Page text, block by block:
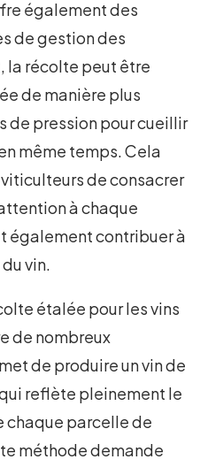
également des
de gestion des
la récolte peut être
de manière plus
de pression pour cueillir
même temps. Cela
de consacrer
à chaque
également contribuer à
vin.
étalée pour les vins
de nombreux
de produire un vin de
reflète pleinement le
chaque parcelle de
méthode demande